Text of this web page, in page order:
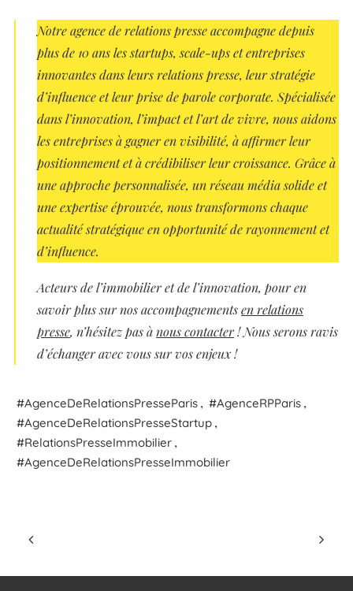
Notre agence de relations presse accompagne depuis
plus de 10 ans les startups, scale-ups et entreprises
innovantes dans leurs relations presse, leur stratégie
d’influence et leur prise de parole corporate. Spécialisée
dansl’innovation, l’impact et l’art de vivre, nous aidons
les entreprises à gagner en visibilité, à affirmer leur
positionnement et à crédibiliser leur croissance. Grâce à
une approche personnalisée, un réseau média solide et
une expertise éprouvée, nous transformons chaque
actualité stratégique en opportunité de rayonnement et
d’influence.
Acteurs de l’immobilier et de l’innovation, pour en
savoir plus sur nos accompagnementsen relations
presse, n’hésitez pas ànous contacter! Nous serons ravis
d’échanger avec vous sur vos enjeux !
AgenceDeRelationsPresseParis , AgenceRPParis ,
AgenceDeRelationsPresseStartup ,
RelationsPresseImmobilier ,
AgenceDeRelationsPresseImmobilier